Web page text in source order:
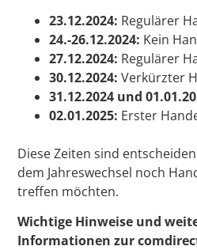
23.12.2024: Regulärer
24.-26.12.2024: Kein
27.12.2024: Regulärer
30.12.2024: Verkürzter
31.12.2024 und
02.01.2025: Erster
Diese Zeiten sind
dem Jahreswechsel noch
treffen möchten.
Wichtige Hinweise und
Informationen zur